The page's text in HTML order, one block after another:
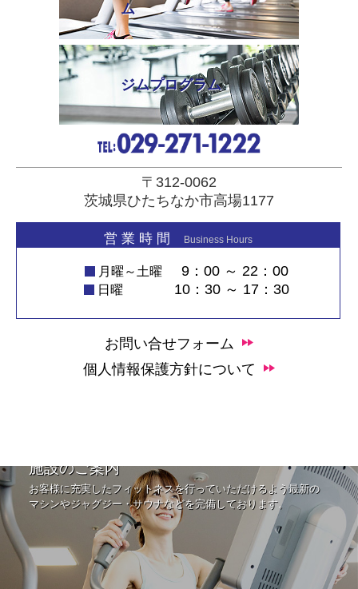
ム
ジムプログラム
〒312-0062
茨城県ひたちなか市高場1177
営 業 時 間 Business Hours
月曜～土曜 9：00 ～ 22：00
日曜 10：30 ～ 17：30
お問い合せフォーム
個人情報保護方針について
施設のご案内
お客様に充実したフィットネスを行っていただけるよう最新の
マシンやジャグジー・サウナなどを完備しております。